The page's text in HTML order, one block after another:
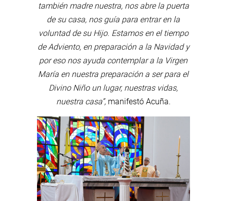
también madre nuestra, nos abre la puerta
de su casa, nos guía para entrar en la
voluntad de su Hijo. Estamos en el tiempo
de Adviento, en preparación a la Navidad y
por eso nos ayuda contemplar a la Virgen
María en nuestra preparación a ser para el
Divino Niño un lugar, nuestras vidas,
nuestra casa”,manifestó Acuña.